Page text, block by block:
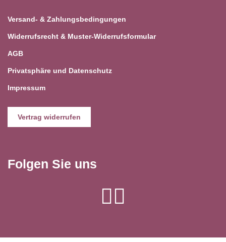
Versand- & Zahlungsbedingungen
Widerrufsrecht & Muster-Widerrufsformular
AGB
Privatsphäre und Datenschutz
Impressum
Vertrag widerrufen
Folgen Sie uns